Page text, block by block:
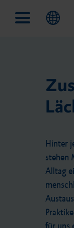
Hinter
stehen
Alltag